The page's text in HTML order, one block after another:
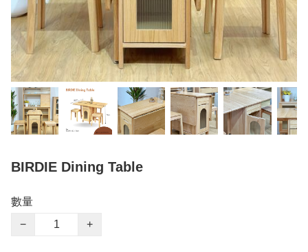
BIRDIE Dining Table
數量
−
+